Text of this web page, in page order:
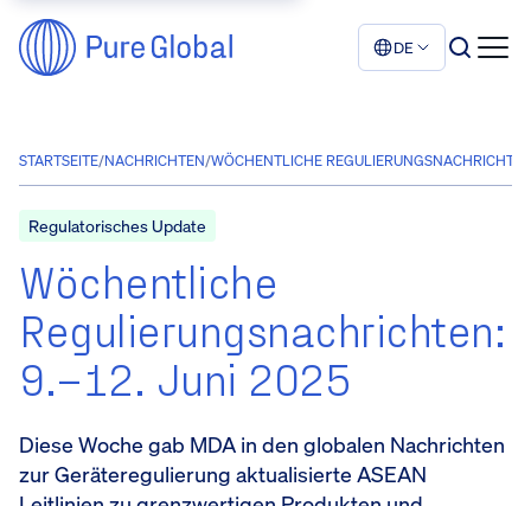
DE
STARTSEITE/NACHRICHTEN/WÖCHENTLICHE
Regulatorisches Update
Wöchentliche
Regulierungsnachrichten:
9.–12. Juni 2025
Diese Woche gab MDA in den globalen Nachrichten
zur Geräteregulierung aktualisierte ASEAN